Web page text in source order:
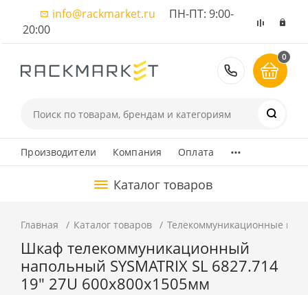
info@rackmarket.ru ПН-ПТ: 9:00-
20:00
8 (495)
0
Производители Компания Оплата ...
Каталог товаров
Главная Каталог товаров Телекоммуникационные
Шкаф телекоммуникационный
напольный SYSMATRIX SL 6827.714
19" 27U 600x800x1505мм